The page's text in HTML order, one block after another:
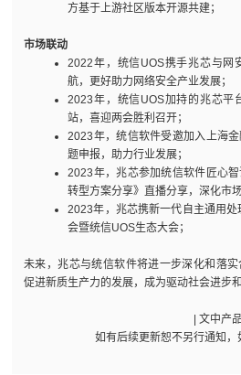
方基于上游社区版本开源共建；
市场联动
2022年，统信UOS携手兆芯与网
航，更好助力网络安全产业发展；
2023年，统信UOS加持的兆芯平
站，喜迎两会胜利召开；
2023年，统信软件受邀加入上海
题申报，助力行业发展；
2023年，兆芯参加统信软件匠心
转型方案分享》直播分享，深化市场
2023年，兆芯携新一代自主通用
会暨统信UOS生态大会；
未来，兆芯与统信软件将进一步深化和落
促进新质生产力的发展，成为驱动社会进步
| 文中产
如有后续更新恕不另行通知